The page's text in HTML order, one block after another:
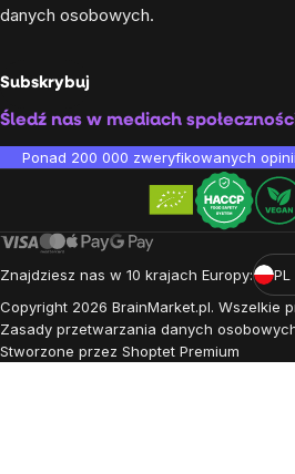
danych osobowych.
Subskrybuj
Śledź nas w mediach
Ponad 200 000 zweryfikowanych opinii
Znajdziesz nas w 10 krajach Europy:
PL
Copyright 2026 BrainMarket.pl. Wszelkie
Zasady przetwarzania danych
Stworzone przez Shoptet Premium